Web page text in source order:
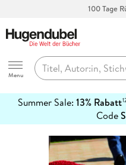
100 Tage
Hugendubel
Menu
Summer Sale: 13% Rabatt
Code
erfahren